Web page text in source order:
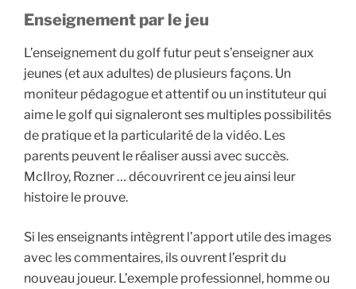
Enseignement par le jeu
L’enseignement du golf futur peut s’enseigner aux
jeunes (et aux adultes) de plusieurs façons. Un
moniteur pédagogue et attentif ou un instituteur qui
aime le golf qui signaleront ses multiples possibilités
de pratique et la particularité de la vidéo. Les
parents peuvent le réaliser aussi avec succès.
McIlroy, Rozner … découvrirent ce jeu ainsi leur
histoire le prouve.
Si les enseignants intègrent l’apport utile des images
avec les commentaires, ils ouvrent l’esprit du
nouveau joueur. L’exemple professionnel, homme ou